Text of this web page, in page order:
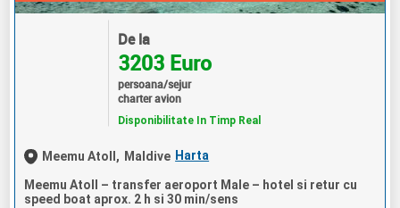
De la
3203 Euro
persoana/sejur
charter avion
Disponibilitate In Timp Real
Meemu Atoll, Maldive Harta
Meemu Atoll – transfer aeroport Male – hotel si retur cu
speed boat aprox. 2 h si 30 min/sens